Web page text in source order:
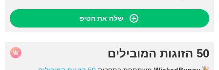
שלח את הטיפ
50 הזוגות המובילים